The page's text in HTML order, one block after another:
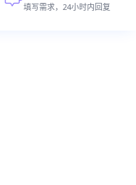
填写需求，24小时内回复